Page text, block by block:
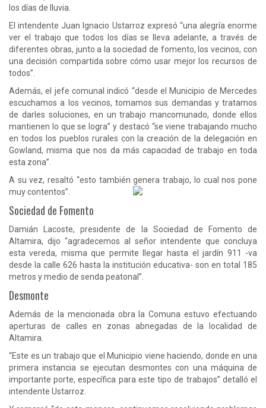
los días de lluvia.
El intendente Juan Ignacio Ustarroz expresó “una alegría enorme
ver el trabajo que todos los días se lleva adelante, a través de
diferentes obras, junto a la sociedad de fomento, los vecinos, con
una decisión compartida sobre cómo usar mejor los recursos de
todos”.
Además, el jefe comunal indicó “desde el Municipio de Mercedes
escuchamos a los vecinos, tomamos sus demandas y tratamos
de darles soluciones, en un trabajo mancomunado, donde ellos
mantienen lo que se logra” y destacó “se viene trabajando mucho
en todos los pueblos rurales con la creación de la delegación en
Gowland, misma que nos da más capacidad de trabajo en toda
esta zona”.
A su vez, resaltó “esto también genera trabajo, lo cual nos pone
muy contentos”.
Sociedad de Fomento
Damián Lacoste, presidente de la Sociedad de Fomento de
Altamira, dijo “agradecemos al señor intendente que concluya
esta vereda, misma que permite llegar hasta el jardín 911 -va
desde la calle 626 hasta la institución educativa- son en total 185
metros y medio de senda peatonal”.
Desmonte
Además de la mencionada obra la Comuna estuvo efectuando
aperturas de calles en zonas abnegadas de la localidad de
Altamira.
“Este es un trabajo que el Municipio viene haciendo, donde en una
primera instancia se ejecutan desmontes con una máquina de
importante porte, específica para este tipo de trabajos” detalló el
intendente Ustarroz.